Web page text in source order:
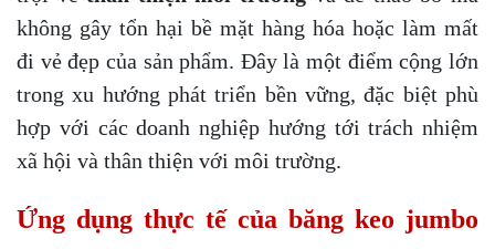
không gây tổn hại bề mặt hàng hóa hoặc làm mất
đi vẻ đẹp của sản phẩm. Đây là một điểm cộng lớn
trong xu hướng phát triển bền vững, đặc biệt phù
hợp với các doanh nghiệp hướng tới trách nhiệm
xã hội và thân thiện với môi trường.
Ứng dụng thực tế của băng keo jumbo